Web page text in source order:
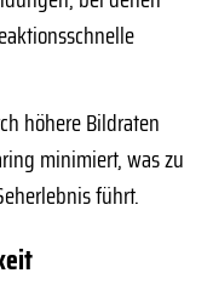
höhere Bildraten
minimiert, was zu
führt.